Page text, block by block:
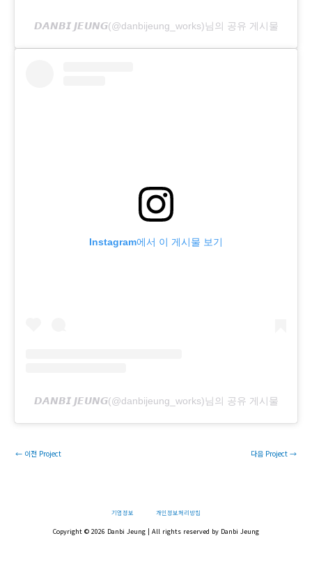
𝘿𝘼𝙉𝘽𝙄 𝙅𝙀𝙐𝙉𝙂(@danbijeung_works)님의 공유 게시물
Instagram에서 이 게시물 보기
𝘿𝘼𝙉𝘽𝙄 𝙅𝙀𝙐𝙉𝙂(@danbijeung_works)님의 공유 게시물
← 이전 Project 다음 Project →
기업정보 개인정보처리방침
Copyright © 2026 Danbi Jeung | All rights reserved by Danbi Jeung